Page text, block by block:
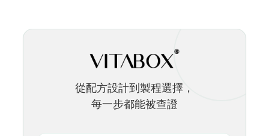
從配方設計到製程選擇，
每一步都能被查證